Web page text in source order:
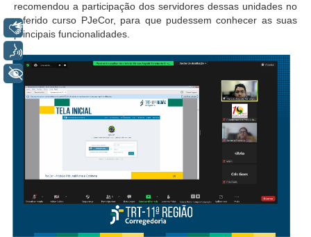
Comissão de Justiça Itinerante
Comissão Permanente de Avaliação Documental
Automação e IA
Governança
Governança de TI
Gestão Estratégica
Governança das Contratações Obras
Rede de Governança Colaborativa
Gestão de Riscos
Laboratório de Inovação
recomendou a participação dos servidores dessas unidades no
referido curso PJeCor, para que pudessem conhecer as suas
principais funcionalidades.
Libras